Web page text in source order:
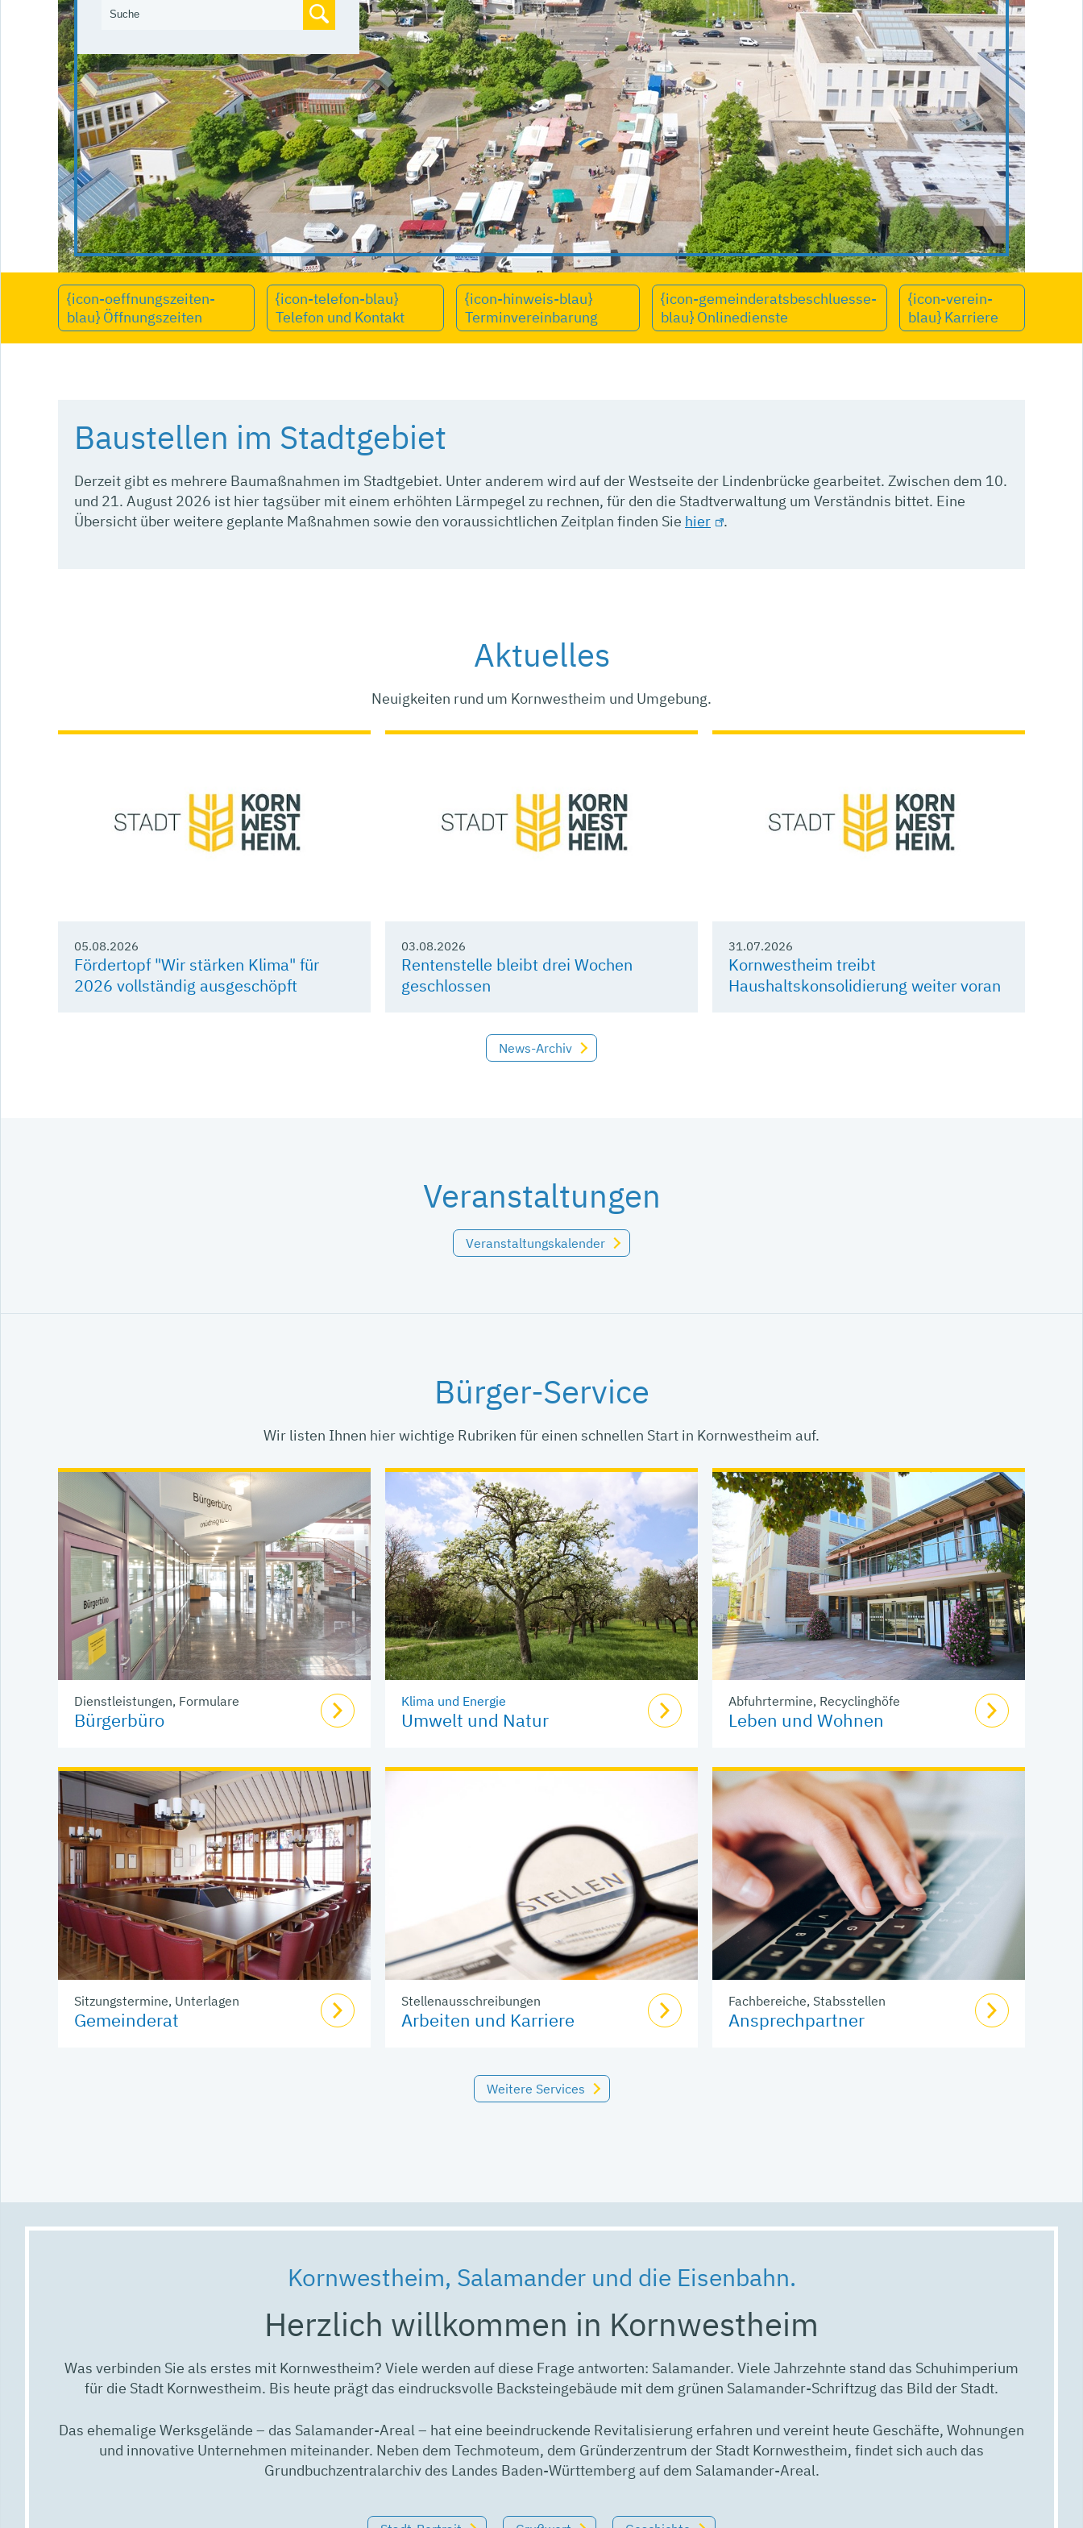
{icon-oeffnungszeiten-
blau} Öffnungszeiten
{icon-telefon-blau}
Telefon und Kontakt
{icon-hinweis-blau}
Terminvereinbarung
{icon-gemeinderatsbeschluesse-
blau} Onlinedienste
{icon-verein-
blau} Karriere
Baustellen im Stadtgebiet
Derzeit gibt es mehrere Baumaßnahmen im Stadtgebiet. Unter anderem wird auf der Westseite der Lindenbrücke gearbeitet. Zwischen dem 10.
und 21. August 2026 ist hier tagsüber mit einem erhöhten Lärmpegel zu rechnen, für den die Stadtverwaltung um Verständnis bittet. Eine
Übersicht über weitere geplante Maßnahmen sowie den voraussichtlichen Zeitplan finden Sie hier .
Aktuelles
Neuigkeiten rund um Kornwestheim und Umgebung.
05.08.2026
Fördertopf "Wir stärken Klima" für
2026 vollständig ausgeschöpft
03.08.2026
Rentenstelle bleibt drei Wochen
geschlossen
31.07.2026
Kornwestheim treibt
Haushaltskonsolidierung weiter voran
News-Archiv
Veranstaltungen
Veranstaltungskalender
Bürger-Service
Wir listen Ihnen hier wichtige Rubriken für einen schnellen Start in Kornwestheim auf.
Dienstleistungen, Formulare
Bürgerbüro
Klima und Energie
Umwelt und Natur
Abfuhrtermine, Recyclinghöfe
Leben und Wohnen
Sitzungstermine, Unterlagen
Gemeinderat
Stellenausschreibungen
Arbeiten und Karriere
Fachbereiche, Stabsstellen
Ansprechpartner
Weitere Services
Kornwestheim, Salamander und die Eisenbahn.
Herzlich willkommen in Kornwestheim
Was verbinden Sie als erstes mit Kornwestheim? Viele werden auf diese Frage antworten: Salamander. Viele Jahrzehnte stand das Schuhimperium
für die Stadt Kornwestheim. Bis heute prägt das eindrucksvolle Backsteingebäude mit dem grünen Salamander-Schriftzug das Bild der Stadt.
Das ehemalige Werksgelände – das Salamander-Areal – hat eine beeindruckende Revitalisierung erfahren und vereint heute Geschäfte, Wohnungen
und innovative Unternehmen miteinander. Neben dem Techmoteum, dem Gründerzentrum der Stadt Kornwestheim, findet sich auch das
Grundbuchzentralarchiv des Landes Baden-Württemberg auf dem Salamander-Areal.